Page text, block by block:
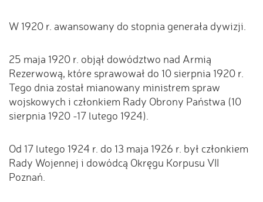
W 1920 r. awansowany do stopnia generała dywizji.
25 maja 1920 r. objął dowództwo nad Armią
Rezerwową, które sprawował do 10 sierpnia 1920 r.
Tego dnia został mianowany ministrem spraw
wojskowych i członkiem Rady Obrony Państwa (10
sierpnia 1920 -17 lutego 1924).
Od 17 lutego 1924 r. do 13 maja 1926 r. był członkiem
Rady Wojennej i dowódcą Okręgu Korpusu VII
Poznań.